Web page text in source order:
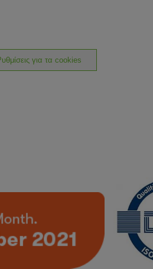
για τα cookies